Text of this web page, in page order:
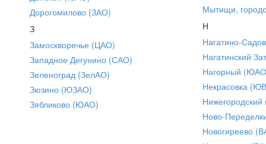
Дорогомилово (ЗАО)
З
Замоскворечье (ЦАО)
Западное Дегунино (САО)
Зеленоград (ЗелАО)
Зюзино (ЮЗАО)
Зябликово (ЮАО)
Мытищи,
Н
Нагатино-
Нагатинский
Нагорный
Некрасовка
Ново-
Новогиреево